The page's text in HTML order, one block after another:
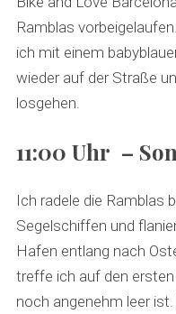
Ramblas
ich mit einem
wieder auf der Straße
losgehen.
11:00 Uhr –
Ich radele die Ramblas
Segelschiffen und
Hafen entlang nach
treffe ich auf den
noch angenehm leer